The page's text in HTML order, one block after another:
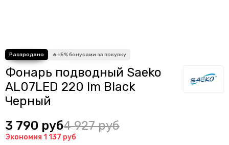
Фонарь подводный Saeko
AL07LED 220 lm Black
Черный
3 790 руб4 927 руб
Экономия 1 137 руб